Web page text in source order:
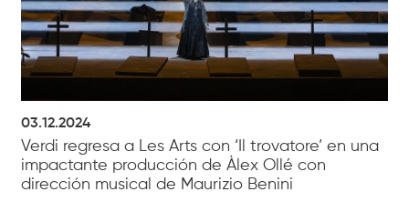
03.12.2024
Verdi regresa a Les Arts con ‘Il trovatore’ en una
impactante producción de Àlex Ollé con
dirección musical de Maurizio Benini